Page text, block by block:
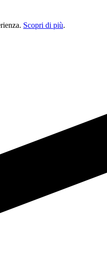
Scopri di più.